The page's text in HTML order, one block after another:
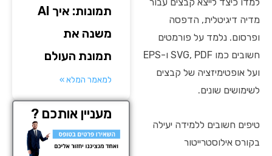
מדיה דיגיטלית, הדפסה
ופרסום. נלמד על פורמטים
חשובים כמו SVG, PDF ו-EPS
ועל אופטימיזציה של קבצים
לשימושים שונים.
טיפים חשובים ללמידה יעילה
בקורס אילוסטרייטור
תמונות: איך AI
משנה את
תמונת העולם
למאמר המלא »
מעניין אותכם ?